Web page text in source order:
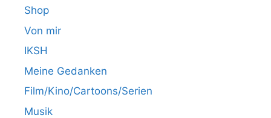
Shop
Von mir
IKSH
Meine Gedanken
Film/Kino/Cartoons/Serien
Musik